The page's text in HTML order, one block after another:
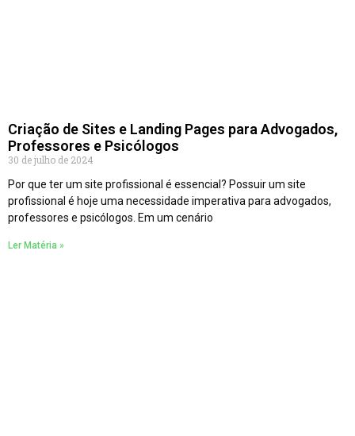
Criação de Sites e Landing Pages para Advogados,
Professores e Psicólogos
30 de julho de 2024
Por que ter um site profissional é essencial? Possuir um site
profissional é hoje uma necessidade imperativa para advogados,
professores e psicólogos. Em um cenário
Ler Matéria »